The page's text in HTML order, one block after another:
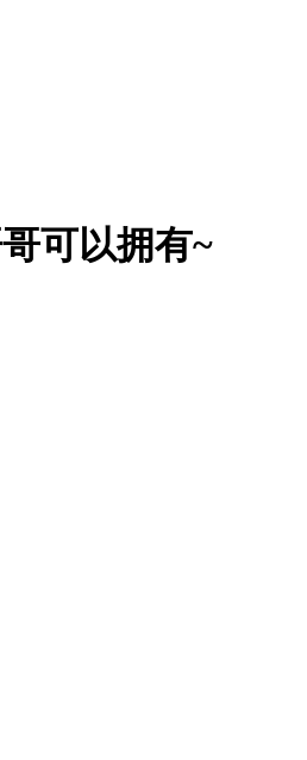
可以拥有~